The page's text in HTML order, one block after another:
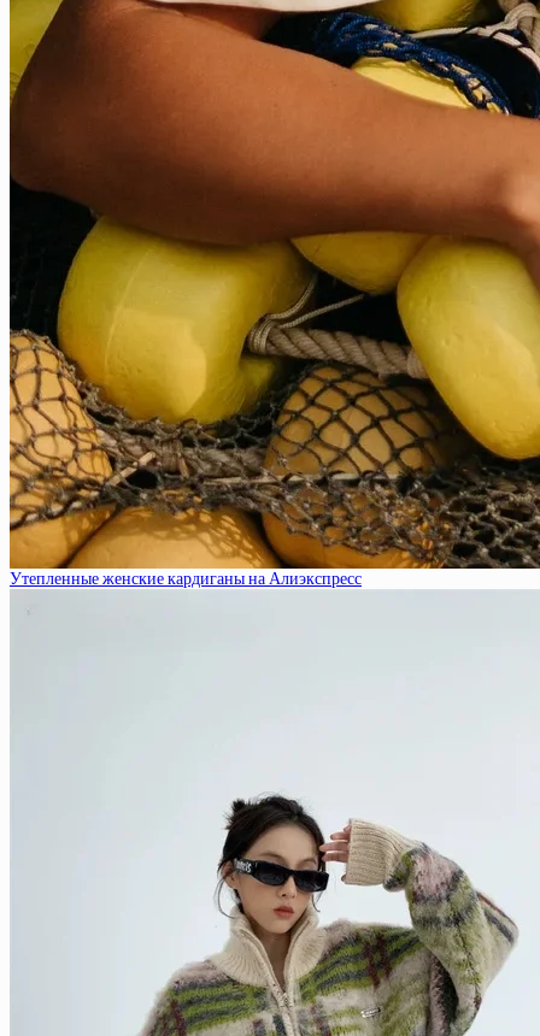
Утепленные женские кардиганы на Алиэкспресс